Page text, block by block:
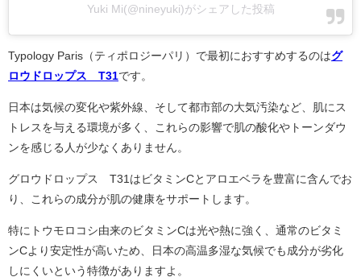
Yuki Mi(@nineyuki)がシェアした投稿
Typology Paris（ティポロジーパリ）で最初におすすめするのはグ
ロウドロップス T31 です。
日本は気候の変化や紫外線、そして都市部の大気汚染など、肌にス
トレスを与える環境が多く、これらの影響で肌の酸化やトーンダウ
ンを感じる人が少なくありません。
グロウドロップス T31はビタミンCとアロエベラを豊富に含んでお
り、これらの成分が肌の健康をサポートします。
特にトウモロコシ由来のビタミンCは光や熱に強く、通常のビタミ
ンCより安定性が高いため、日本の高温多湿な気候でも成分が劣化
しにくいという特徴がありますよ。